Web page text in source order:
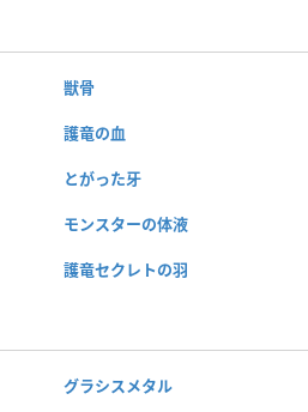
獣骨
護竜の血
とがった牙
モンスターの体液
護竜セクレトの羽
グラシスメタル